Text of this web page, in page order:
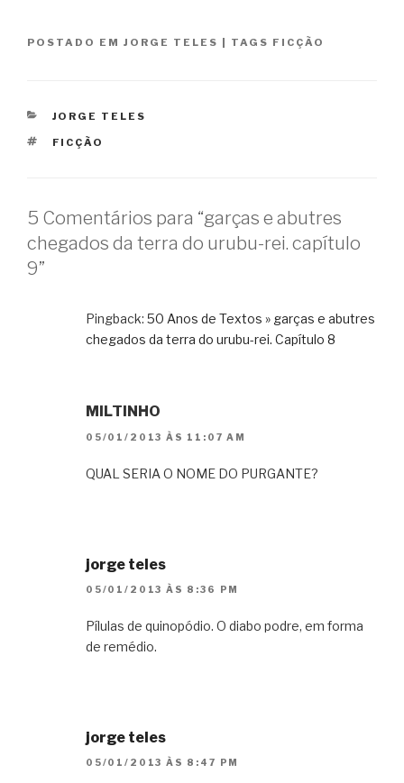
POSTADO EM JORGE TELES TAGS FICÇÃO
CATEGORIAS
JORGE TELES
TAGS
FICÇÃO
5 Comentários para “garças e abutres
chegados da terra do urubu-rei. capítulo
9”
Pingback: 50 Anos de Textos » garças e abutres
chegados da terra do urubu-rei. Capítulo 8
MILTINHO
05/01/2013 ÀS 11:07 AM
QUAL SERIA O NOME DO PURGANTE?
jorge teles
05/01/2013 ÀS 8:36 PM
Pílulas de quinopódio. O diabo podre, em forma
de remédio.
jorge teles
05/01/2013 ÀS 8:47 PM